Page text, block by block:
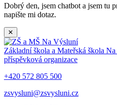
Dobrý den, jsem chatbot a jsem tu
napište mi dotaz.
✕
Základní škola a Mateřská škola
příspěvková organizace
+420 572 805 500
zsvysluni@zsvysluni.cz